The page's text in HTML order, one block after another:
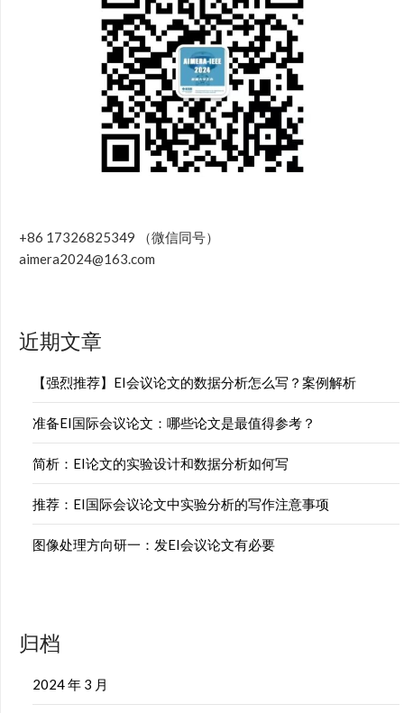
+86 17326825349 （微信同号）
aimera2024@163.com
近期文章
【强烈推荐】EI会议论文的数据分析怎么写？案例解析
准备EI国际会议论文：哪些论文是最值得参考？
简析：EI论文的实验设计和数据分析如何写
推荐：EI国际会议论文中实验分析的写作注意事项
图像处理方向研一：发EI会议论文有必要
归档
2024 年 3 月